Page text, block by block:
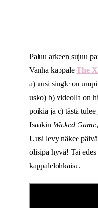
Paluu arkeen sujuu
Vanha kappale The
a) uusi single on
usko) b) videolla on
poikia ja c) tästä
Isaakin Wicked Game
Uusi levy näkee
olisipa hyvä! Tai
kappalelohkaisu.